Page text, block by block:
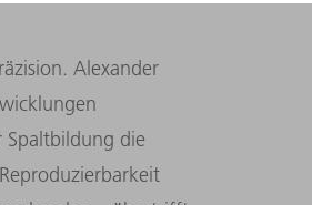
Alexander
Spaltbildung die